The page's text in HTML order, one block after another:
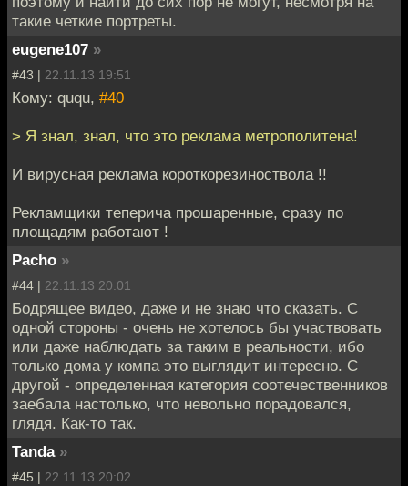
такие четкие портреты.
eugene107 »
#43 | 22.11.13 19:51
Кому: ququ, #40
> Я знал, знал, что это реклама метрополитена!
И вирусная реклама короткорезиноствола !!
Рекламщики теперича прошаренные, сразу по
площадям работают !
Pacho »
#44 | 22.11.13 20:01
Бодрящее видео, даже и не знаю что сказать. С
одной стороны - очень не хотелось бы участвовать
или даже наблюдать за таким в реальности, ибо
только дома у компа это выглядит интересно. С
другой - определенная категория соотечественников
заебала настолько, что невольно порадовался,
глядя. Как-то так.
Tanda »
#45 | 22.11.13 20:02